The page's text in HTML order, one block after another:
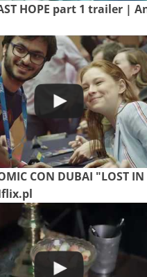
HOPE part 1 trailer |
CON DUBAI "LOST IN